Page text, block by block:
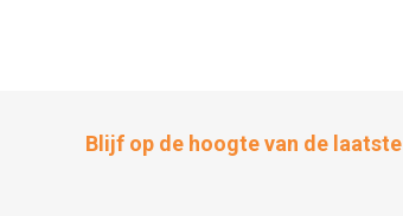
Blijf op de hoogte van de